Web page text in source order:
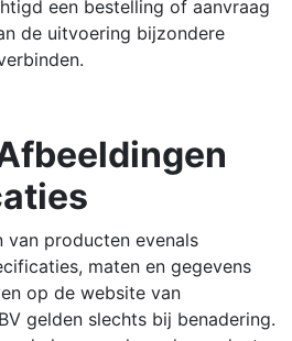
een bestelling of aanvraag
de uitvoering bijzondere
van producten evenals
maten en gegevens
op de website van
gelden slechts bij benadering.